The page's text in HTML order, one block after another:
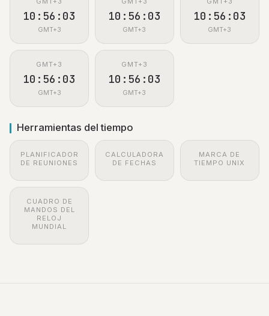
10:56:03
GMT+3
10:56:03
GMT+3
10:56:03
GMT+3
GMT+3
10:56:03
GMT+3
GMT+3
10:56:03
GMT+3
Herramientas del tiempo
PLANIFICADOR
DE REUNIONES
CALCULADORA
DE FECHAS
MARCA DE
TIEMPO UNIX
CUADRO DE
MANDOS DEL
RELOJ
MUNDIAL